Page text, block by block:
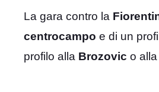
La gara contro la
centrocampo e di un
profilo alla Brozovic o alla